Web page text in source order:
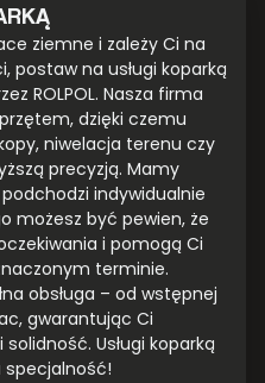
ziemne i zależy Ci na
postaw na usługi koparką
ROLPOL. Nasza firma
dzięki czemu
niwelacja terenu czy
precyzją. Mamy
indywidualnie
możesz być pewien, że
i pomogą Ci
terminie.
obsługa – od wstępnej
gwarantując Ci
Usługi koparką
specjalność!